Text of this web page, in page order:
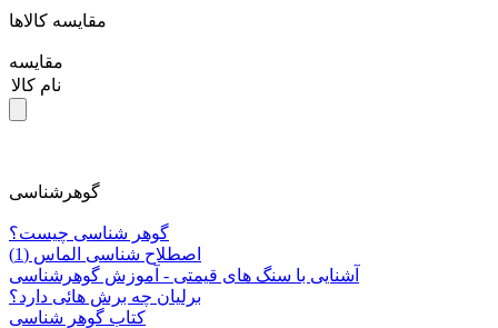
مقايسه کالاها
مقایسه
نام کالا
گوهرشناسی
گوهر شناسی چیست؟
اصطلاح شناسی الماس (1)
آشنایی با سنگ های قیمتی - آموزش گوهرشناسی
برلیان چه برش هائی دارد؟
کتاب گوهر شناسی